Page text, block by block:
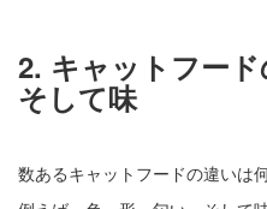
2. キャットフード
そして味
数あるキャットフードの違いは